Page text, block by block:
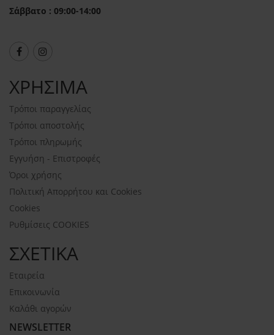
Σάββατο : 09:00-14:00
ΧΡΗΣΙΜΑ
Τρόποι παραγγελίας
Τρόποι αποστολής
Τρόποι πληρωμής
Εγγυήση - Επιστροφές
Όροι χρήσης
Πολιτική Απορρήτου και Cookies
Cookies
Ρυθμίσεις COOKIES
ΣΧΕΤΙΚΑ
Εταιρεία
Επικοινωνία
Καλάθι αγορών
NEWSLETTER